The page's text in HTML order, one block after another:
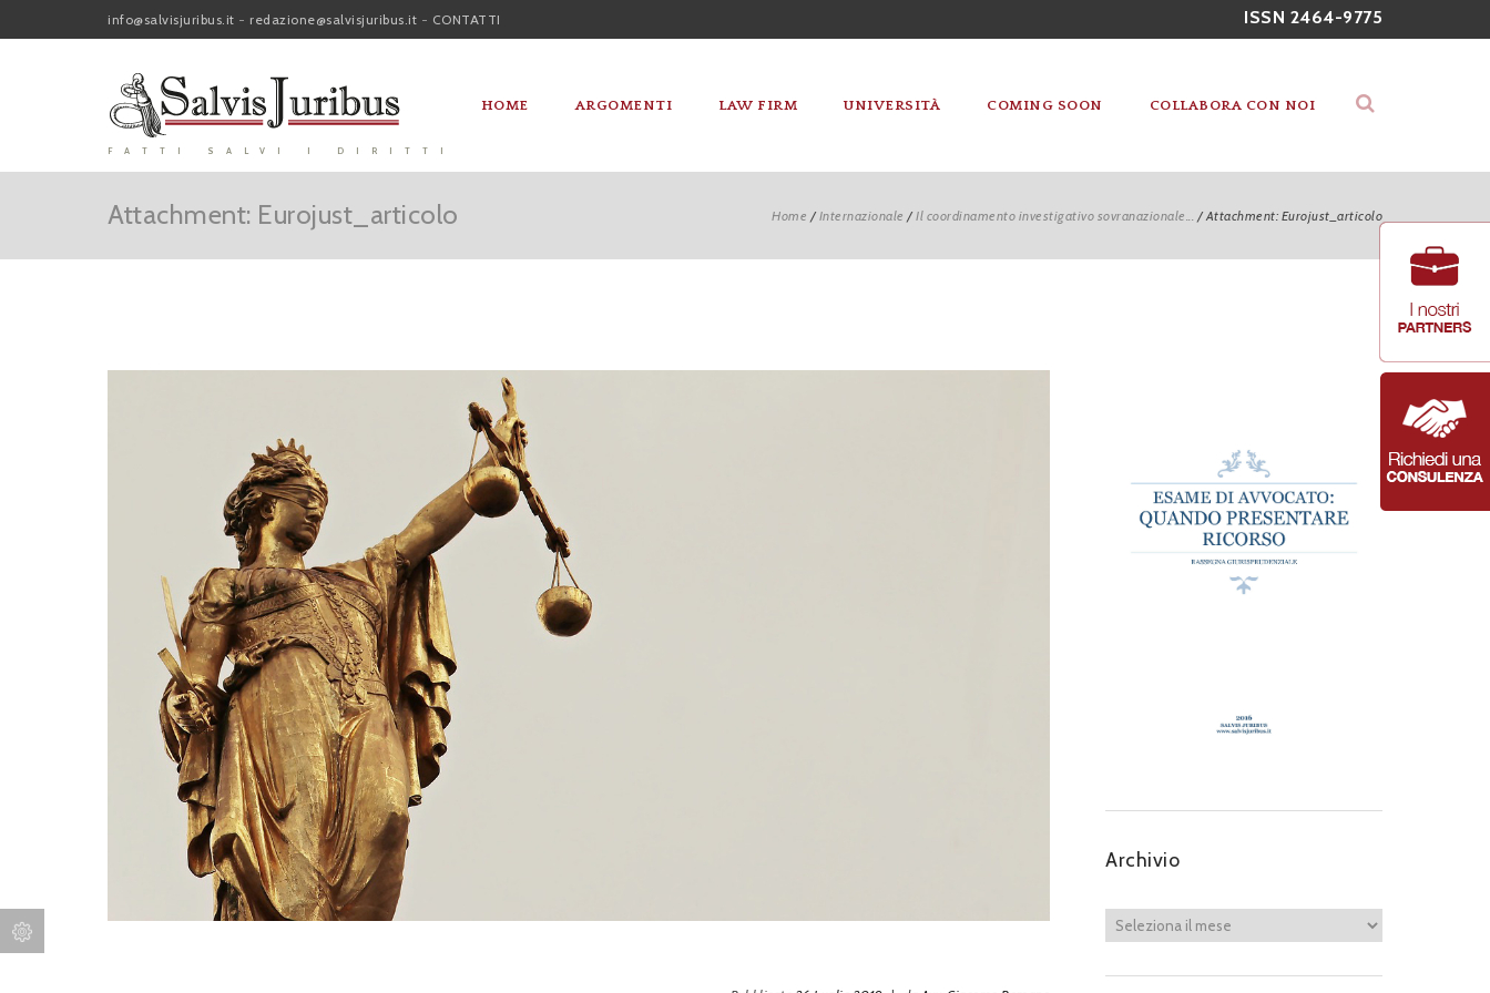
ISSN 2464-9775
info@salvisjuribus.it - redazione@salvisjuribus.it - CONTATTI
FATTI SALVI I DIRITTI
HOME ARGOMENTI LAW FIRM UNIVERSITÀ COMING SOON COLLABORA CON NOI
Home /Internazionale /Il coordinamento investigativo sovranazionale... /Attachment: Eurojust_articolo
Attachment: Eurojust_articolo
Archivio